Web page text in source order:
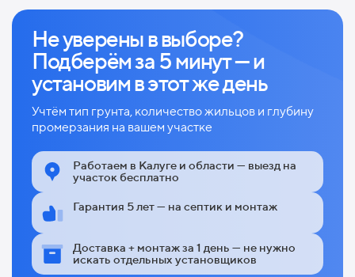
Не уверены в выборе?
Подберём за 5 минут — и
установим в этот же день
Учтём тип грунта, количество жильцов и глубину
промерзания на вашем участке
Работаем в Калуге и области — выезд на
участок бесплатно
Гарантия 5 лет — на септик и монтаж
Доставка + монтаж за 1 день — не нужно
искать отдельных установщиков